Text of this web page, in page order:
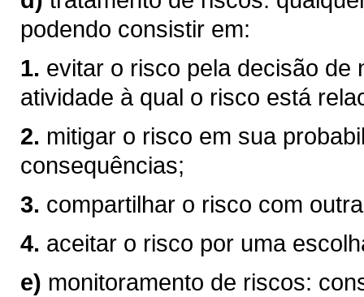
podendo consistir em:
1. evitar o risco pela decisão de
atividade à qual o risco está
2. mitigar o risco em sua
consequências;
3. compartilhar o risco com
4. aceitar o risco por uma
e) monitoramento de riscos: